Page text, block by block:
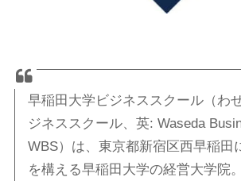
早稲田大学ビジネススクール（わ
ジネススクール、英: Waseda
WBS）は、東京都新宿区西早稲田
を構える早稲田大学の経営大学院。